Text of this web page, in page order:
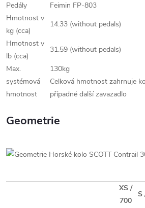
Pedály
Feimin FP-803
Hmotnost v
kg (cca)
14.33 (without pedals)
Hmotnost v
lb (cca)
31.59 (without pedals)
Max.
systémová
hmotnost
130kg
Celková hmotnost zahrnuje
případné další zavazadlo
Geometrie
XS /
700
S